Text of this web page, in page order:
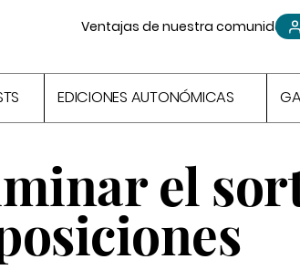
Ventajas de nuestra comunidad
EDICIONES AUTONÓMICAS
el